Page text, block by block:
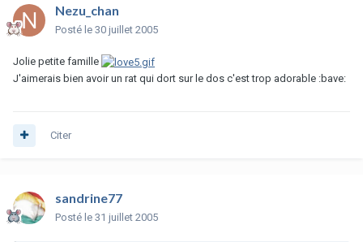
Nezu_chan
Posté le 30 juillet 2005
Jolie petite famille
J'aimerais bien avoir un rat qui dort sur le dos c'est trop adorable :bave:
Citer
sandrine77
Posté le 31 juillet 2005